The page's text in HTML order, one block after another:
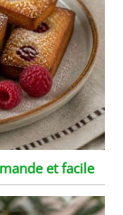
et facile